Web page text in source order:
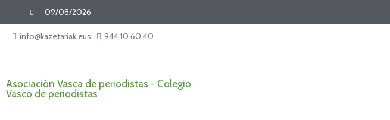
09/08/2026
info@kazetariak.eus 944 10 60 40
Asociación Vasca de periodistas - Colegio
Vasco de periodistas